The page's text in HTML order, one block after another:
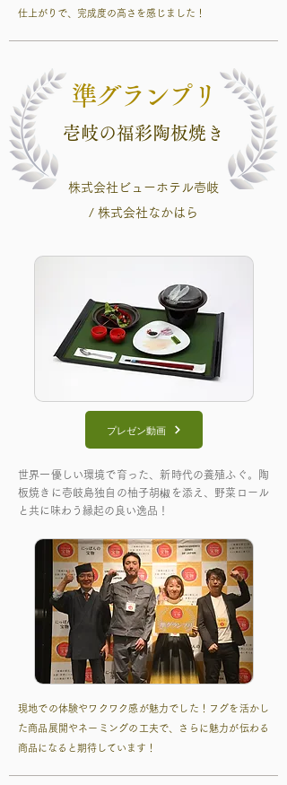
仕上がりで、完成度の高さを感じました！
準グランプリ
壱岐の福彩陶板焼き
株式会社ビューホテル壱岐
/ 株式会社なかはら
プレゼン動画
世界一優しい環境で育った、新時代の養殖ふぐ。陶
板焼きに壱岐島独自の柚子胡椒を添え、野菜ロール
と共に味わう縁起の良い逸品！
現地での体験やワクワク感が魅力でした！フグを活かし
た商品展開やネーミングの工夫で、さらに魅力が伝わる
商品になると期待しています！